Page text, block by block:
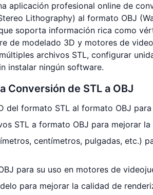
aplicación profesional online de
Lithography) al formato OBJ
soporta información rica como
de modelado 3D y motores de
archivos STL, configurar
instalar ningún software.
Conversión de STL a OBJ
del formato STL al formato OBJ
STL a formato OBJ para mejorar
centímetros, pulgadas, etc.)
para su uso en motores de
para mejorar la calidad de